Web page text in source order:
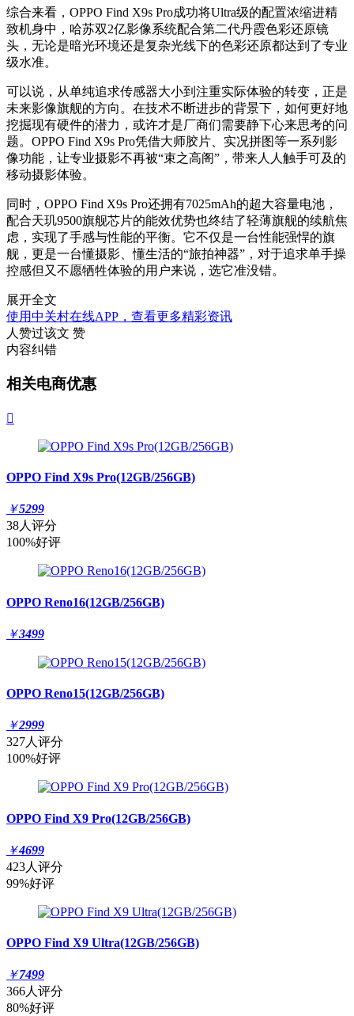
综合来看， OPPO Find X9s Pro成功将Ultra级的配置浓缩进精
致机身中，哈苏双2亿影像系统配合第二代丹霞色彩还原镜
头，无论是暗光环境还是复杂光线下的色彩还原都达到了专业
级水准。
可以说，从单纯追求传感器大小到注重实际体验的转变，正是
未来影像旗舰的方向。在技术不断进步的背景下，如何更好地
挖掘现有硬件的潜力，或许才是厂商们需要静下心来思考的问
题。 OPPO Find X9s Pro凭借大师胶片、实况拼图等一系列影
像功能，让专业摄影不再被“束之高阁” ，带来人人触手可及的
移动摄影体验。
同时， OPPO Find X9s Pro还拥有7025mAh的超大容量电池，
配合天玑9500旗舰芯片的能效优势也终结了轻薄旗舰的续航焦
虑，实现了手感与性能的平衡。它不仅是一台性能强悍的旗
舰，更是一台懂摄影、懂生活的“旅拍神器” ，对于追求单手操
控感但又不愿牺牲体验的用户来说，选它准没错。
展开全文
使用中关村在线APP，查看更多精彩资讯
人赞过该文 赞
内容纠错
相关电商优惠

OPPO Find X9s Pro(12GB/256GB)
￥5299
38人评分
100%好评
OPPO Reno16(12GB/256GB)
￥3499
OPPO Reno15(12GB/256GB)
￥2999
327人评分
100%好评
OPPO Find X9 Pro(12GB/256GB)
￥4699
423人评分
99%好评
OPPO Find X9 Ultra(12GB/256GB)
￥7499
366人评分
80%好评